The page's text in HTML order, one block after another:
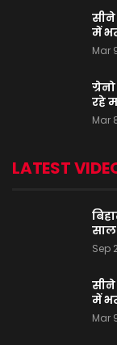
सीने
में
Mar
रहे
Mar
LATEST
साल
Sep
सीने
में
Mar